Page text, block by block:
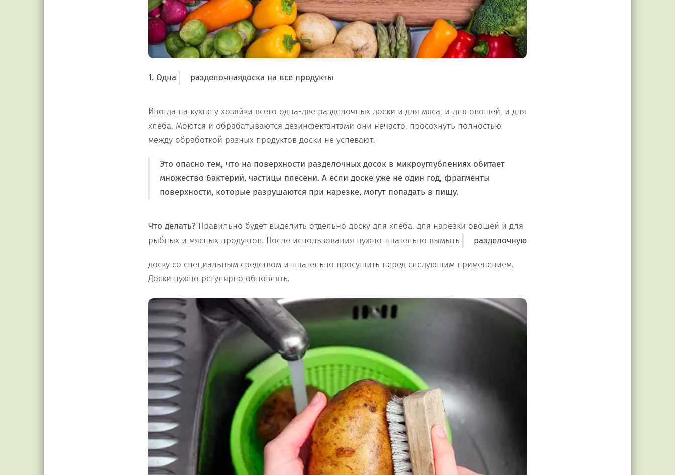
1. Одна разделочнаядоска на все продукты
Иногда на кухне у хозяйки всего одна-две разделочных доски и для мяса, и для овощей, и для
хлеба. Моются и обрабатываются дезинфектантами они нечасто, просохнуть полностью
между обработкой разных продуктов доски не успевают.
Это опасно тем, что на поверхности разделочных досок в микроуглублениях обитает
множество бактерий, частицы плесени. А если доске уже не один год, фрагменты
поверхности, которые разрушаются при нарезке, могут попадать в пищу.
Что делать? Правильно будет выделить отдельно доску для хлеба, для нарезки овощей и для
рыбных и мясных продуктов. После использования нужно тщательно вымыть
разделочную
доску со специальным средством и тщательно просушить перед следующим применением.
Доски нужно регулярно обновлять.